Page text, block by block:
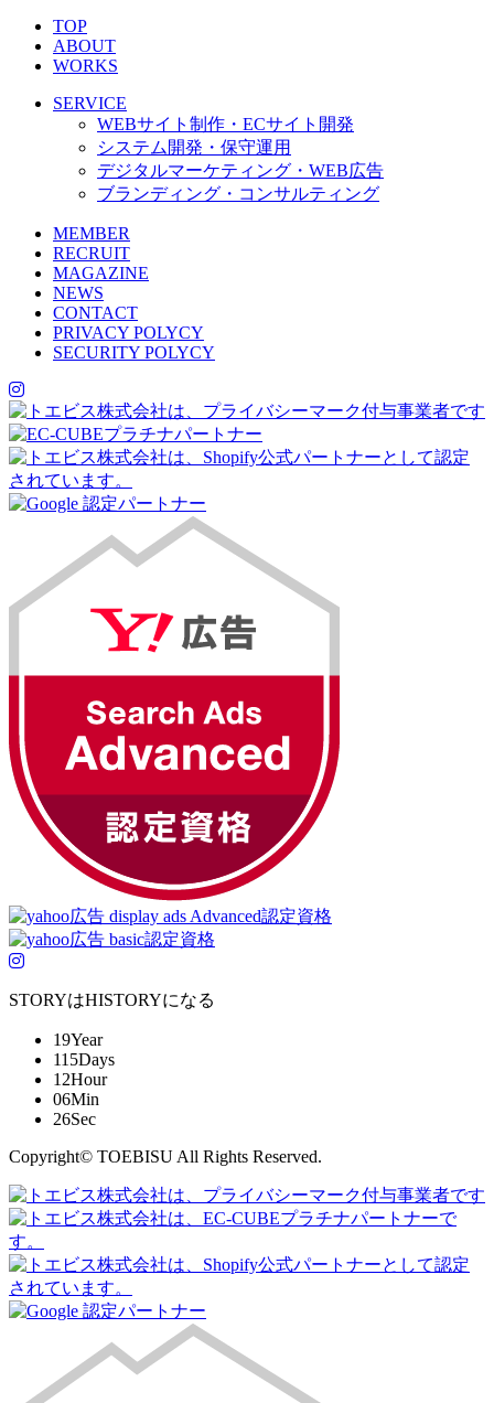
TOP
ABOUT
WORKS
SERVICE
WEBサイト制作・ECサイト開発
システム開発・保守運用
デジタルマーケティング・WEB広告
ブランディング・コンサルティング
MEMBER
RECRUIT
MAGAZINE
NEWS
CONTACT
PRIVACY POLYCY
SECURITY POLYCY
STORYはHISTORYになる
19Year
115Days
12Hour
06Min
26Sec
Copyright© TOEBISU All Rights Reserved.